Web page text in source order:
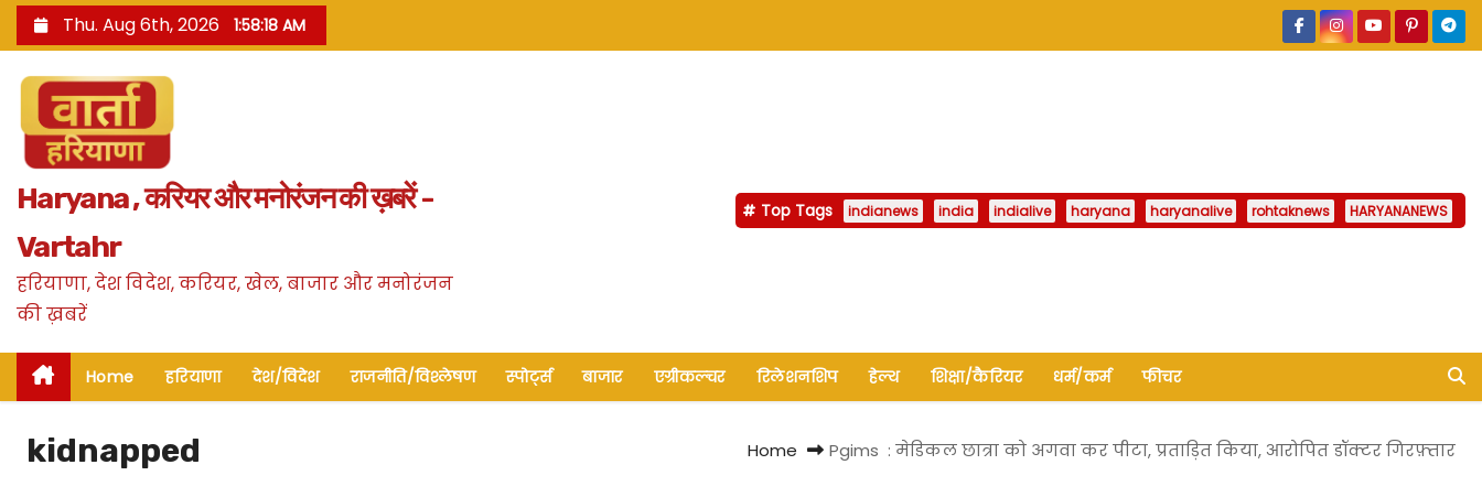
k
n
Thu. Aug 6th, 2026 1:58:18 AM
Haryana , करियर और मनोरंजन की ख़बरें -
Vartahr
हरियाणा, देश विदेश, करियर, खेल, बाजार और मनोरंजन
की ख़बरें
Top Tags indianews india indialive haryana haryanalive rohtaknews HARYANANEWS
Home हरियाणा देश/विदेश राजनीति/विश्लेषण स्पोर्ट्स बाजार एग्रीकल्चर रिलेशनशिप हेल्थ शिक्षा/कैरियर धर्म/कर्म फीचर
kidnapped Home Pgims : मेडिकल छात्रा को अगवा कर पीटा, प्रताड़ित किया, आरोपित डॉक्टर गिरफ़्तार